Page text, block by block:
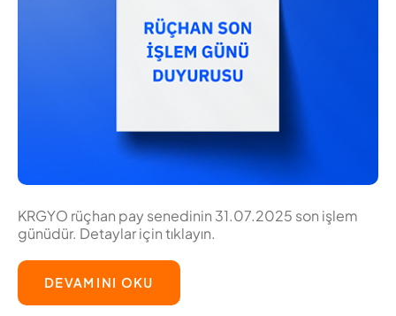
KRGYO rüçhan pay senedinin 31.07.2025 son işlem
günüdür. Detaylar için tıklayın.
DEVAMINI OKU